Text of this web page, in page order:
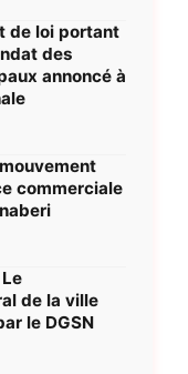
de loi portant
des
annoncé à
commerciale
de la ville
le DGSN